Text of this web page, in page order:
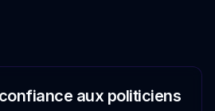
aux politiciens